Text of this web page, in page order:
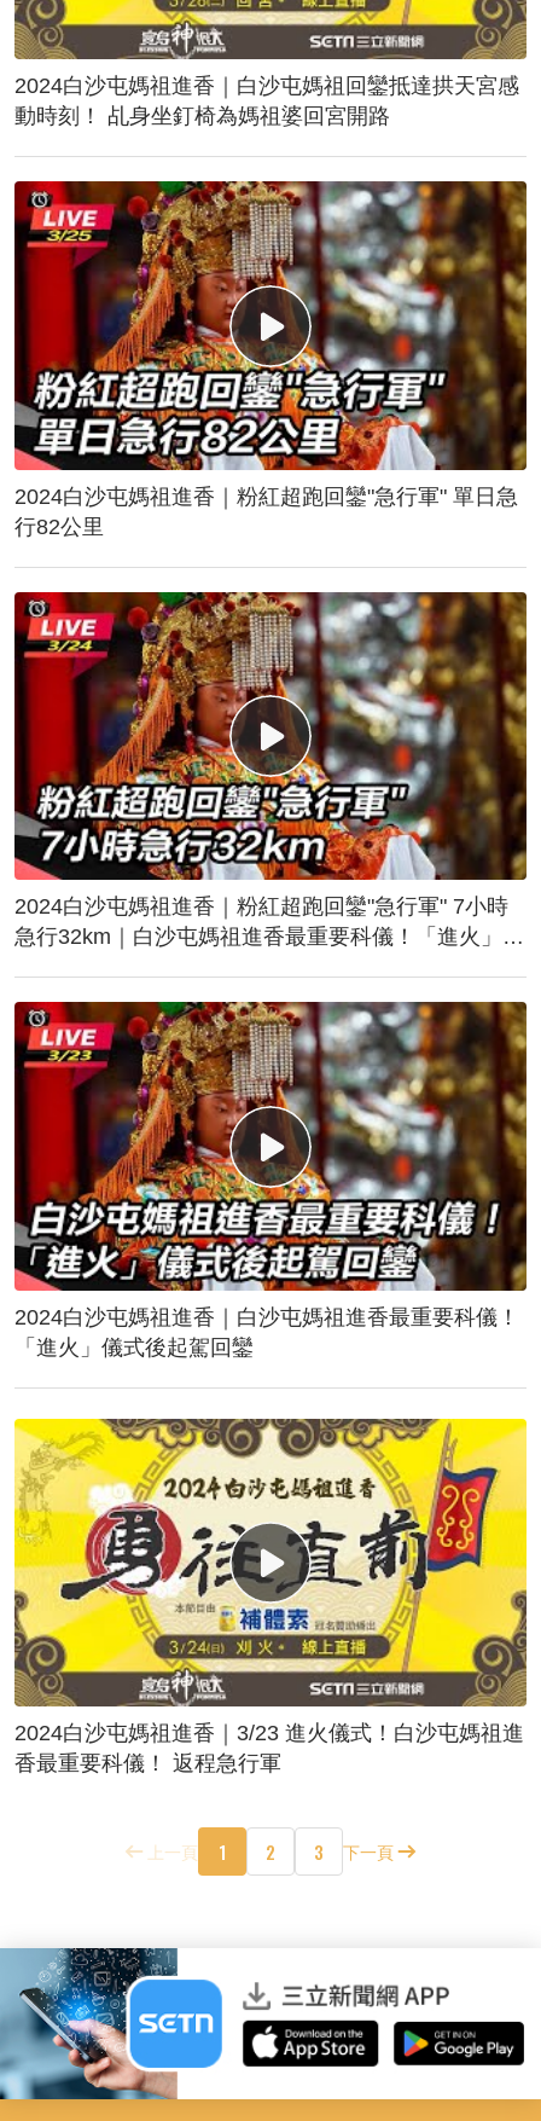
2024白沙屯媽祖進香｜白沙屯媽祖回鑾抵達拱天宮感
動時刻！ 乩身坐釘椅為媽祖婆回宮開路
2024白沙屯媽祖進香｜粉紅超跑回鑾"急行軍" 單日急
行82公里
2024白沙屯媽祖進香｜粉紅超跑回鑾"急行軍" 7小時
急行32km｜白沙屯媽祖進香最重要科儀！「進火」儀
2024白沙屯媽祖進香｜白沙屯媽祖進香最重要科儀！
「進火」儀式後起駕回鑾
2024白沙屯媽祖進香｜3/23 進火儀式！白沙屯媽祖進
香最重要科儀！ 返程急行軍
上一頁 1 2 3 下一頁